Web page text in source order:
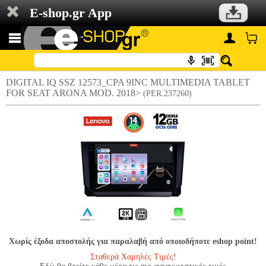
E-shop.gr App
DIGITAL IQ SSZ 12573_CPA 9INC MULTIMEDIA TABLET
FOR SEAT ARONA MOD. 2018> (PER.237260)
Χωρίς έξοδα αποστολής για παραλαβή από οποιοδήποτε eshop point!
Σταθερά Χαμηλές Τιμές!